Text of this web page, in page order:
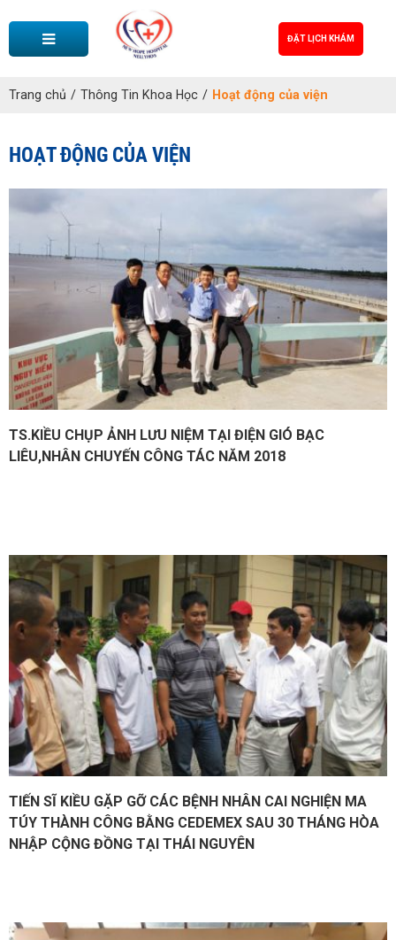
ĐẶT LỊCH KHÁM
Trang chủ / Thông Tin Khoa Học / Hoạt động của viện
HOẠT ĐỘNG CỦA VIỆN
TS.KIỀU CHỤP ẢNH LƯU NIỆM TẠI ĐIỆN GIÓ BẠC
LIÊU,NHÂN CHUYẾN CÔNG TÁC NĂM 2018
TIẾN SĨ KIỀU GẶP GỠ CÁC BỆNH NHÂN CAI NGHIỆN MA
TÚY THÀNH CÔNG BẰNG CEDEMEX SAU 30 THÁNG HÒA
NHẬP CỘNG ĐỒNG TẠI THÁI NGUYÊN